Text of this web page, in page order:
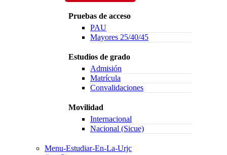
Pruebas de acceso
PAU
Mayores 25/40/45
Estudios de grado
Admisión
Matrícula
Convalidaciones
Movilidad
Internacional
Nacional (Sicue)
Menu-Estudiar-En-La-Urjc